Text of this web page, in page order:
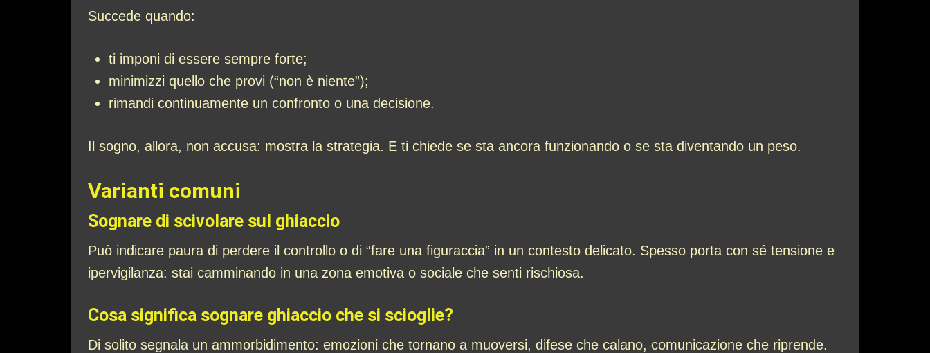
Succede quando:
ti imponi di essere sempre forte;
minimizzi quello che provi (“non è niente”);
rimandi continuamente un confronto o una decisione.
Il sogno, allora, non accusa: mostra la strategia. E ti chiede se sta ancora funzionando o se sta diventando un peso.
Varianti comuni
Sognare di scivolare sul ghiaccio
Può indicare paura di perdere il controllo o di “fare una figuraccia” in un contesto delicato. Spesso porta con sé tensione e
ipervigilanza: stai camminando in una zona emotiva o sociale che senti rischiosa.
Cosa significa sognare ghiaccio che si scioglie?
Di solito segnala un ammorbidimento: emozioni che tornano a muoversi, difese che calano, comunicazione che riprende.